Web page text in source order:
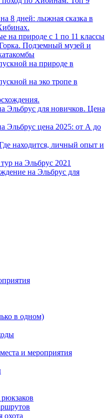
8 дней: лыжная сказка в
на природе с 1 по 11 классы
Подземный музей и
на природе в
на эко тропе в
Эльбрус для новичков. Цена
Эльбрус цена 2025: от А до
находится, личный опыт и
на Эльбрус 2021
на Эльбрус для
в одном)
и мероприятия
охота